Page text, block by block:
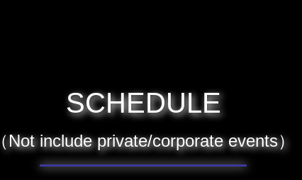
SCHEDULE
（Not include private/corporate events）